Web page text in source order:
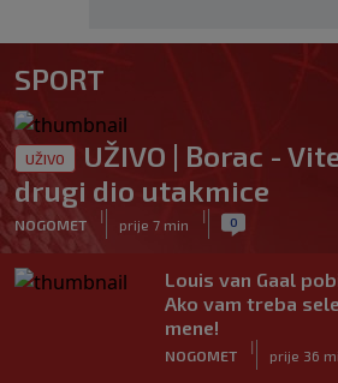
SPORT
UŽIVO
UŽIVO | Borac -
drugi dio utakmice
NOGOMET
|
prije 7 min
| 0
Louis van Gaal
Ako vam treba
mene!
NOGOMET
|
prije 36